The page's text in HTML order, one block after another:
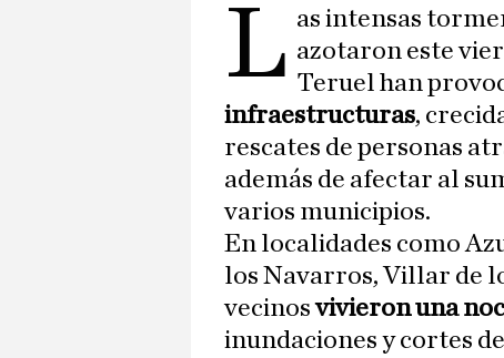
L as intensas
azotaron este
Teruel han
infraestructuras,
rescates de personas
además de afectar al
varios municipios.
En localidades como
los Navarros, Villar de
vecinosvivieron una
inundaciones y cortes